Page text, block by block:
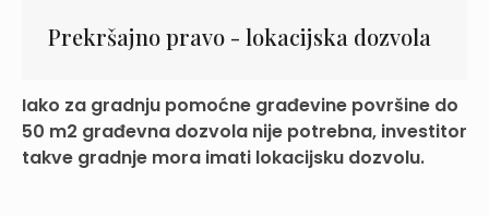
Prekršajno pravo - lokacijska dozvola
Iako za gradnju pomoćne građevine površine do
50 m2 građevna dozvola nije potrebna, investitor
takve gradnje mora imati lokacijsku dozvolu.